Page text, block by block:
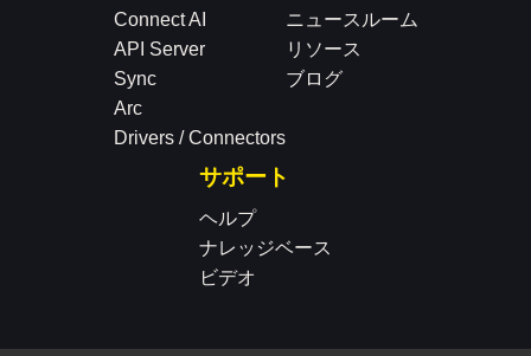
Connect AI
API Server
Sync
Arc
Drivers / Connectors
ニュースルーム
リソース
ブログ
サポート
ヘルプ
ナレッジベース
ビデオ